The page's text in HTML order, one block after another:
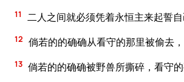
11 二人之间就必须凭着永恒主来起誓
12 倘若的的确确从看守的那里被偷去
13 倘若的的确确被野兽所撕碎，看守